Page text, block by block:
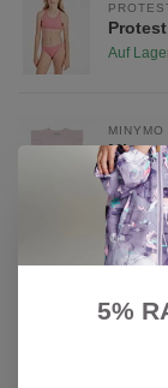
Auf
MINYMO
Auf
REIMA
Inista
Auf Lager
5%